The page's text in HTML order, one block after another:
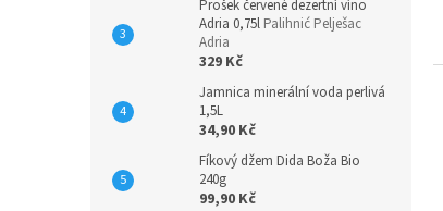
Prošek červené dezertní víno
Adria 0,75l Palihnić Pelješac
Adria
329 Kč
Jamnica minerální voda perlivá
1,5L
34,90 Kč
Fíkový džem Dida Boža Bio
240g
99,90 Kč